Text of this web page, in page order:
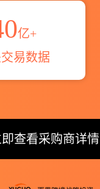
亿+
易数据
即查看采购商详情